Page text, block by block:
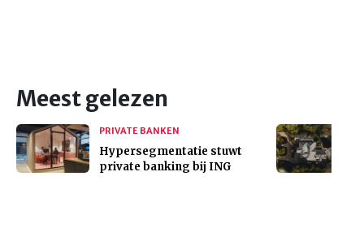
Meest gelezen
PRIVATE BANKEN
Hypersegmentatie stuwt
private banking bij ING